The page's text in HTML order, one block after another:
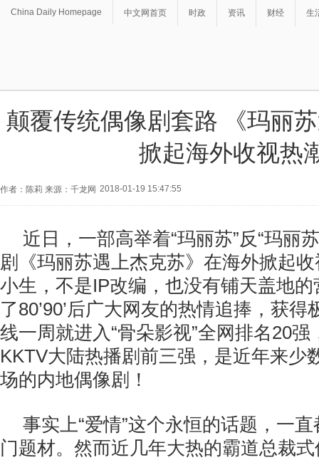
China Daily Homepage 中文网首页 时政 资讯 财经 生
颠覆传统偶像剧套路 《玛丽
掀起海外收视热
作者：陈莉 来源：千龙网 2018-01-19 15:47:55
近日，一部高举着“玛丽苏”反“玛丽
剧《玛丽苏遇上杰克苏》在海外掀起
小生，不是IP改编，也没有铺天盖地
了80’90’后广大网友的热情追捧，获
线一周就进入“骨朵影视”全网排名20强
KKTV大陆热播剧前三强，是近年来少
场的内地偶像剧！
事实上“爱情”这个永恒的话题，一
门题材。然而近几年大热的霸道总裁